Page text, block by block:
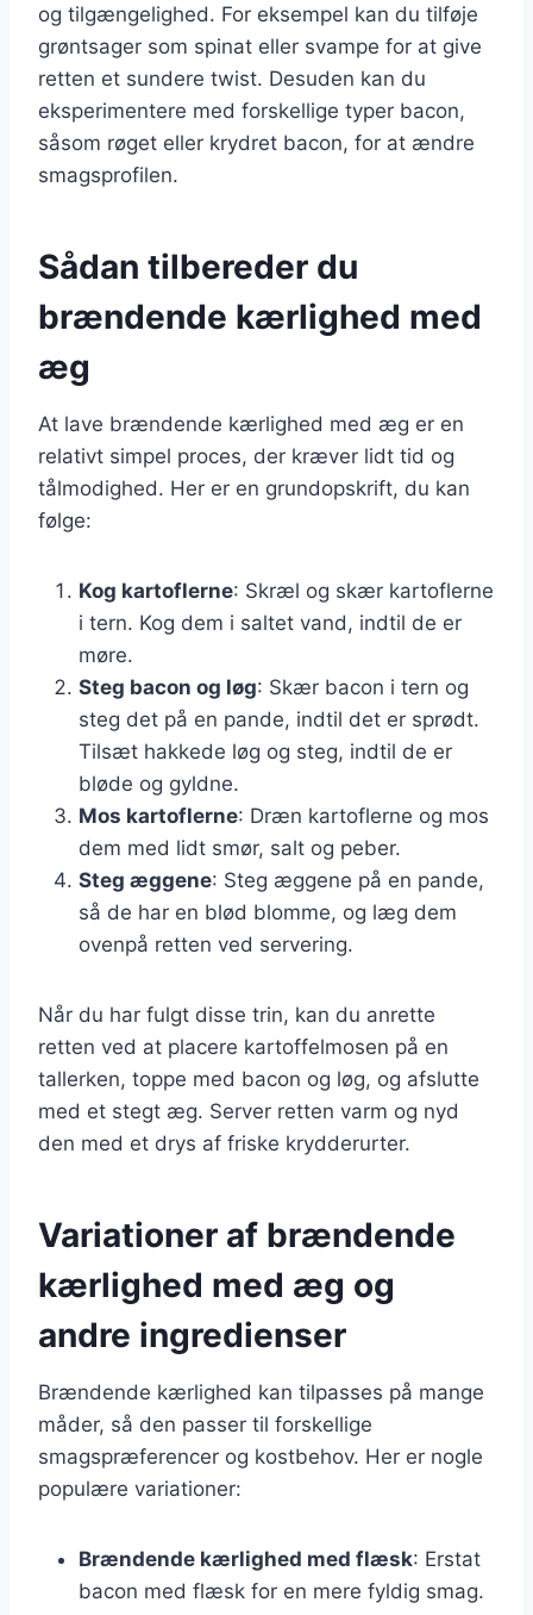
og tilgængelighed. For eksempel kan du tilføje
grøntsager som spinat eller svampe for at give
retten et sundere twist. Desuden kan du
eksperimentere med forskellige typer bacon,
såsom røget eller krydret bacon, for at ændre
smagsprofilen.
Sådan tilbereder du
brændende kærlighed med
æg
At lave brændende kærlighed med æg er en
relativt simpel proces, der kræver lidt tid og
tålmodighed. Her er en grundopskrift, du kan
følge:
Kog kartoflerne: Skræl og skær kartoflerne
i tern. Kog dem i saltet vand, indtil de er
møre.
Steg bacon og løg: Skær bacon i tern og
steg det på en pande, indtil det er sprødt.
Tilsæt hakkede løg og steg, indtil de er
bløde og gyldne.
Mos kartoflerne: Dræn kartoflerne og mos
dem med lidt smør, salt og peber.
Steg æggene: Steg æggene på en pande,
så de har en blød blomme, og læg dem
ovenpå retten ved servering.
Når du har fulgt disse trin, kan du anrette
retten ved at placere kartoffelmosen på en
tallerken, toppe med bacon og løg, og afslutte
med et stegt æg. Server retten varm og nyd
den med et drys af friske krydderurter.
Variationer af brændende
kærlighed med æg og
andre ingredienser
Brændende kærlighed kan tilpasses på mange
måder, så den passer til forskellige
smagspræferencer og kostbehov. Her er nogle
populære variationer:
Brændende kærlighed med flæsk: Erstat
bacon med flæsk for en mere fyldig smag.